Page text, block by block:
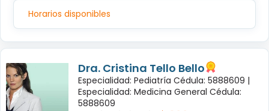
Horarios disponibles
Dra. Cristina Tello Bello
Especialidad: Pediatría Cédula: 5888609 |
Especialidad: Medicina General Cédula:
5888609